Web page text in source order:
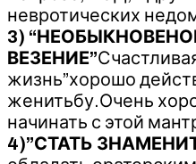
невротических
3)
ВЕЗЕНИЕ”
жизнь”хорошо
женитьбу.Очень
начинать с этой
4)”СТАТЬ